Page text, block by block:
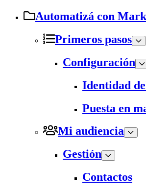
Automatizá con
Primeros pasos
Configuración
Identidad
Puesta en
Mi audiencia
Gestión
Contactos